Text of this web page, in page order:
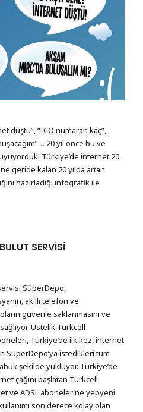
düştü”, “ICQ numaran kaç”,
20 yıl önce bu ve
Türkiye’de internet 20.
geride kalan 20 yılda artan
hazırladığı infografik ile
SERVISI
SüperDepo,
akıllı telefon ve
güvenle saklanmasını ve
Üstelik Turkcell
Türkiye’de ilk kez, internet
SüperDepo’ya istedikleri tüm
şekilde yüklüyor. Türkiye’de
çağını başlatan Turkcell
ve ADSL abonelerine yepyeni
son derece kolay olan